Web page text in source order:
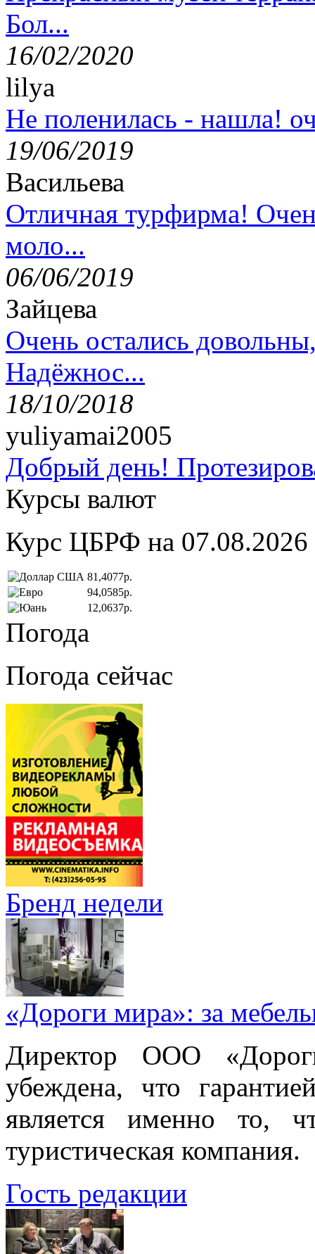
Бол...
16/02/2020
lilya
Не поленилась - нашла!
19/06/2019
Васильева
Отличная турфирма!
моло...
06/06/2019
Зайцева
Очень остались
Надёжнос...
18/10/2018
yuliyamai2005
Добрый день!
Курсы валют
Курс ЦБРФ на 07.08.2026
81,4077р.
94,0585р.
12,0637р.
Погода
Погода сейчас
Бренд недели
«Дороги мира»: за
Директор ООО
убеждена, что
является именно то,
туристическая компания.
Гость редакции